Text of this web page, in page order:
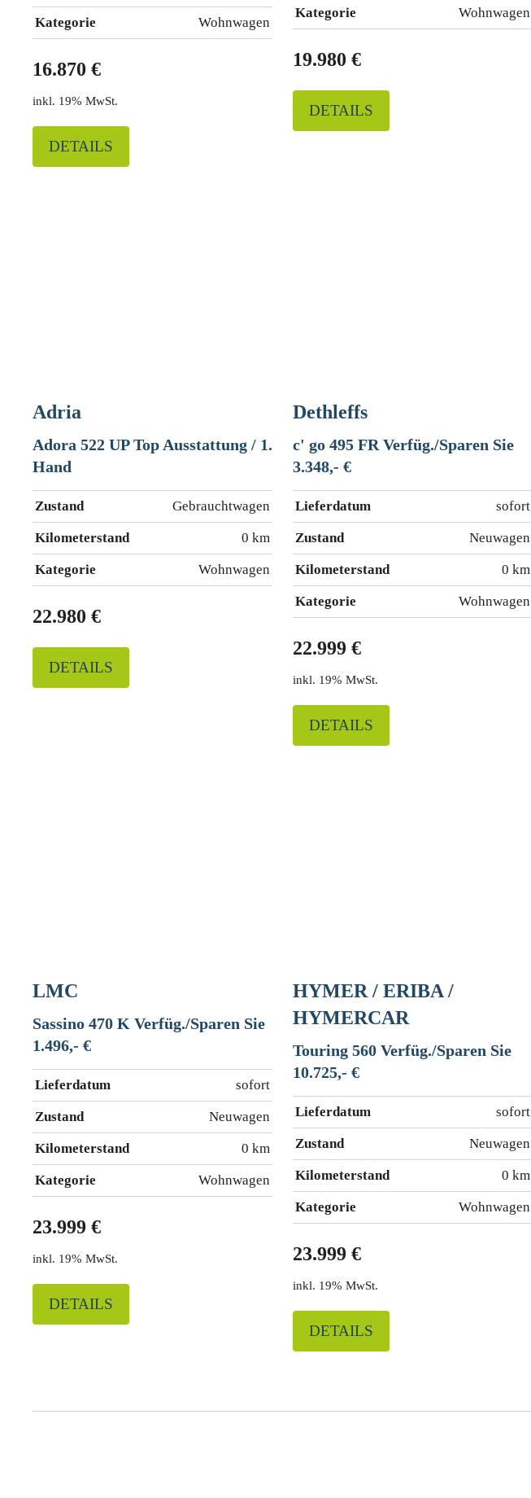
Kategorie Wohnwagen
16.870 €
19% MwSt.
DETAILS
Kategorie Wohnwagen
19.980 €
DETAILS
Adria
Adora 522 UP Top Ausstattung / 1.
Hand
Zustand Gebrauchtwagen
Kilometerstand 0 km
Kategorie Wohnwagen
22.980 €
DETAILS
Dethleffs
c' go 495 FR Verfüg./Sparen Sie
3.348,- €
Lieferdatum sofort
Zustand Neuwagen
Kilometerstand 0 km
Kategorie Wohnwagen
22.999 €
19% MwSt.
DETAILS
LMC
Sassino 470 K Verfüg./Sparen Sie
1.496,- €
Lieferdatum sofort
Zustand Neuwagen
Kilometerstand 0 km
Kategorie Wohnwagen
23.999 €
19% MwSt.
DETAILS
HYMER / ERIBA /
HYMERCAR
Touring 560 Verfüg./Sparen Sie
10.725,- €
Lieferdatum sofort
Zustand Neuwagen
Kilometerstand 0 km
Kategorie Wohnwagen
23.999 €
19% MwSt.
DETAILS